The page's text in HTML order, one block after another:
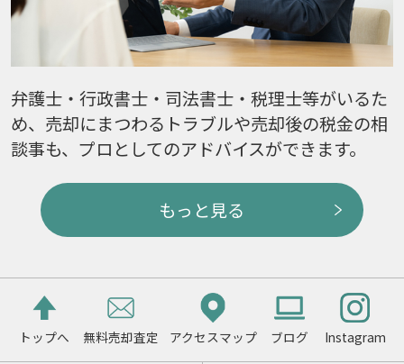
弁護士・行政書士・司法書士・税理士等がいるた
め、売却にまつわるトラブルや売却後の税金の相
談事も、プロとしてのアドバイスができます。
もっと見る
トップへ 無料売却査定 アクセスマップ ブログ Instagram